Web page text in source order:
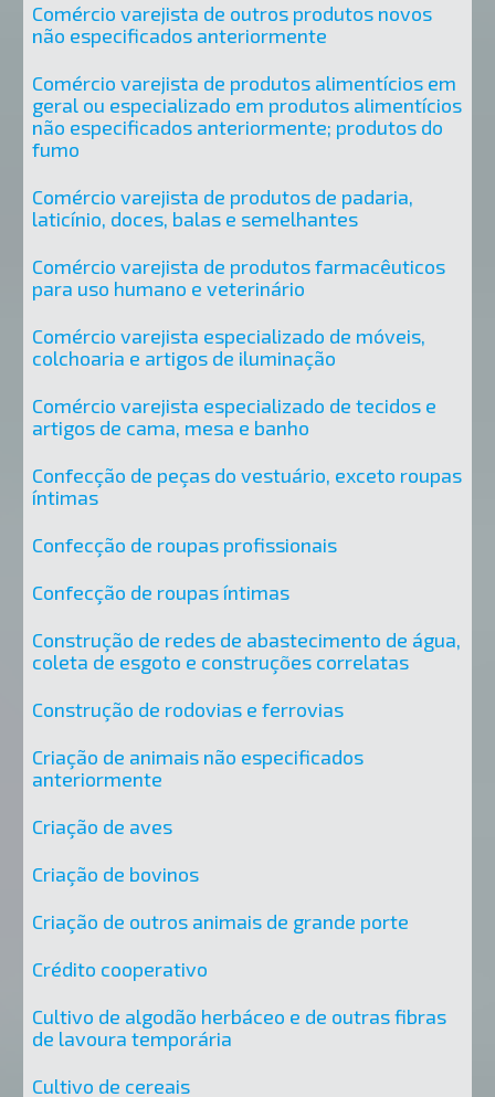
Comércio varejista de outros produtos novos
não especificados anteriormente
Comércio varejista de produtos alimentícios em
geral ou especializado em produtos alimentícios
não especificados anteriormente; produtos do
fumo
Comércio varejista de produtos de padaria,
laticínio, doces, balas e semelhantes
Comércio varejista de produtos farmacêuticos
para uso humano e veterinário
Comércio varejista especializado de móveis,
colchoaria e artigos de iluminação
Comércio varejista especializado de tecidos e
artigos de cama, mesa e banho
Confecção de peças do vestuário, exceto roupas
íntimas
Confecção de roupas profissionais
Confecção de roupas íntimas
Construção de redes de abastecimento de água,
coleta de esgoto e construções correlatas
Construção de rodovias e ferrovias
Criação de animais não especificados
anteriormente
Criação de aves
Criação de bovinos
Criação de outros animais de grande porte
Crédito cooperativo
Cultivo de algodão herbáceo e de outras fibras
de lavoura temporária
Cultivo de cereais